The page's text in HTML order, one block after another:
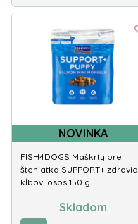
NOVINKA
FISH4DOGS Maškrty pre
šteniatka SUPPORT+ zdravia
kĺbov losos 150 g
Skladom